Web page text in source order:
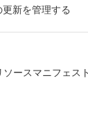
新を管理する
ースマニフェ